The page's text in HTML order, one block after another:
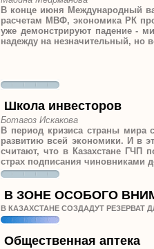
В конце июня Международный
расчетам МВФ, экономика РК
уже демонстрируют падение -
надежду на незначительный, но
Школа инвесторов
Ботагоз Искакова
В период кризиса страны мира
развитию всей экономики. И в
считают, что в Казахстане ГЧП
страх подписания чиновниками
В ЗОНЕ ОСОБОГО
В КАЗАХСТАНЕ СОЗДАДУТ РЕЗЕРВАТ
Общественная аптека